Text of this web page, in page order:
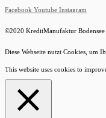
Facebook Youtube Instagram
©2020 KreditManufaktur Bodensee
Diese Webseite nutzt Cookies, um
This website uses cookies to